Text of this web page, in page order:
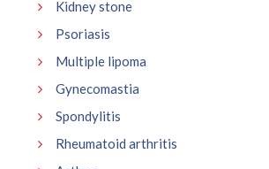
Kidney stone
Psoriasis
Multiple lipoma
Gynecomastia
Spondylitis
Rheumatoid arthritis